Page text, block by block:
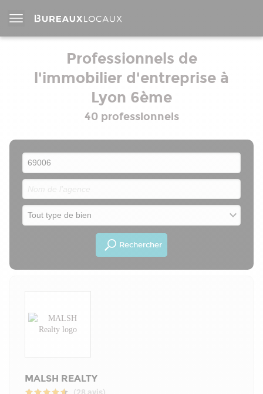
Professionnels de
l'immobilier d'entreprise à
Lyon 6ème
40 professionnels
Rechercher
MALSH REALTY